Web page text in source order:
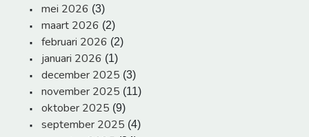
mei 2026 (3)
maart 2026 (2)
februari 2026 (2)
januari 2026 (1)
december 2025 (3)
november 2025 (11)
oktober 2025 (9)
september 2025 (4)